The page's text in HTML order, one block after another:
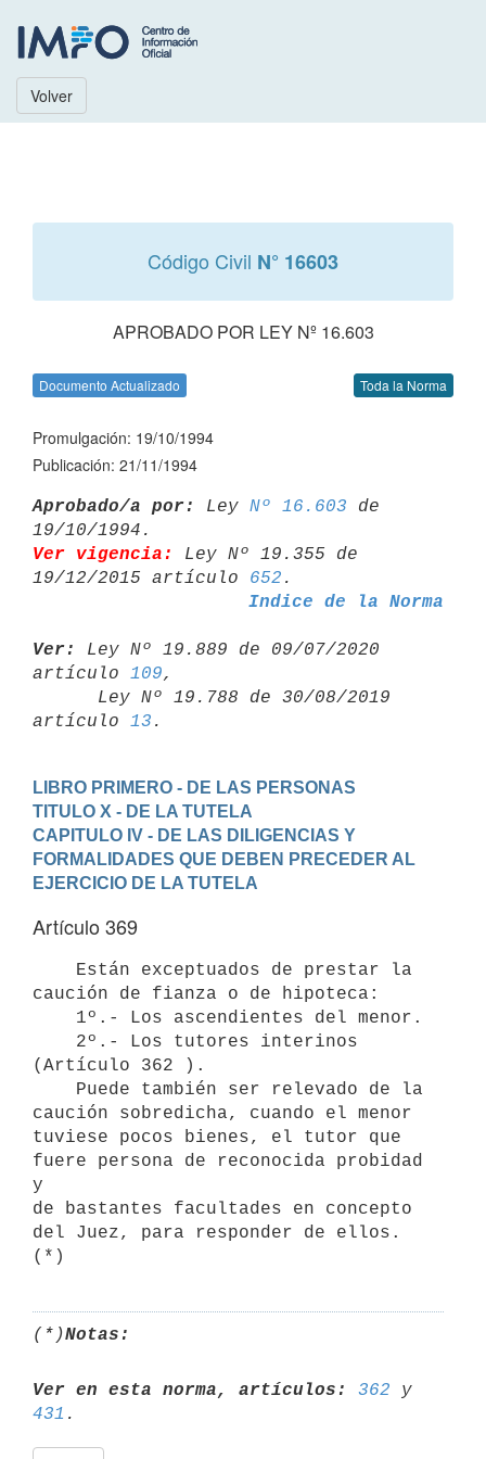
Volver
Código Civil N° 16603
APROBADO POR LEY Nº 16.603
Documento Actualizado Toda la Norma
Promulgación: 19/10/1994
Publicación: 21/11/1994
Aprobado/a por: Ley Nº 16.603 de
Ver vigencia:
Ley Nº 19.355 de
19/12/2015 artículo 652
Indice de la Norma
Ver:
Ley Nº 19.889 de 09/07/2020
artículo 109,
artículo 13
LIBRO PRIMERO - DE LAS PERSONAS
TITULO X - DE LA TUTELA
CAPITULO IV - DE LAS DILIGENCIAS Y
FORMALIDADES QUE DEBEN PRECEDER AL
EJERCICIO DE LA TUTELA
Artículo 369
caución de fianza o de hipoteca:
(Artículo 362 ).
caución sobredicha, cuando el menor
tuviese pocos bienes, el tutor que
fuere persona de reconocida probidad
y
de bastantes facultades en concepto
del Juez, para responder de ellos.
(*)Notas:
Ver en esta norma, artículos: 362
431